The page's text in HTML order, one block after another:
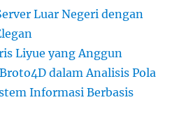
Luar Negeri dengan
Liyue yang Anggun
dalam Analisis Pola
Informasi Berbasis